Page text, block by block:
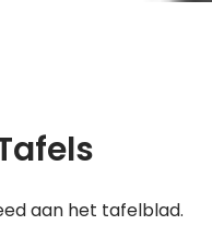
aan het tafelblad.